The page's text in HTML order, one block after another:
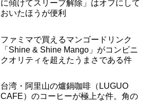
に傾けてスリープ解除」はオフにして
おいたほうが便利
ファミマで買えるマンゴードリンク
「Shine & Shine Mango」がコンビニ
クオリティを超えたうまさである件
台湾・阿里山の爐鍋咖啡（LUGUO
CAFE）のコーヒーが極上な件。角の